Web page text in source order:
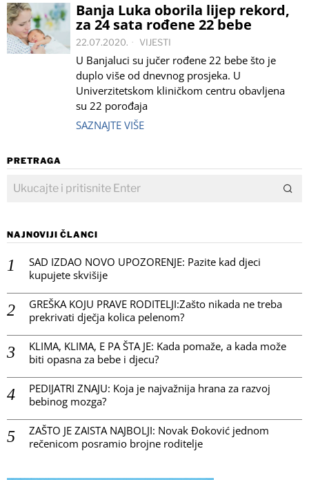
Banja Luka oborila lijep rekord,
za 24 sata rođene 22 bebe
22.07.2020. VIJESTI
U Banjaluci su jučer rođene 22 bebe što je
duplo više od dnevnog prosjeka. U
Univerzitetskom kliničkom centru obavljena
su 22 porođaja
SAZNAJTE VIŠE
PRETRAGA
NAJNOVIJI ČLANCI
SAD IZDAO NOVO UPOZORENJE: Pazite kad djeci
kupujete skvišije
GREŠKA KOJU PRAVE RODITELJI:Zašto nikada ne treba
prekrivati dječja kolica pelenom?
KLIMA, KLIMA, E PA ŠTA JE: Kada pomaže, a kada može
biti opasna za bebe i djecu?
PEDIJATRI ZNAJU: Koja je najvažnija hrana za razvoj
bebinog mozga?
ZAŠTO JE ZAISTA NAJBOLJI: Novak Đoković jednom
rečenicom posramio brojne roditelje